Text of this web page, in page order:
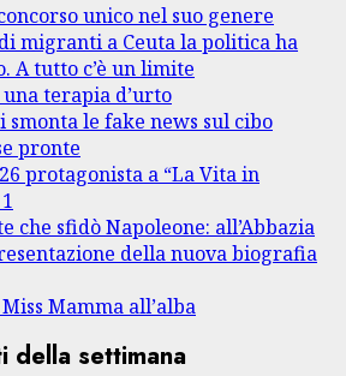
unico nel suo genere
migranti a Ceuta la politica ha
A tutto c’è un limite
terapia d’urto
smonta le fake news sul cibo
pronte
protagonista a “La Vita in
che sfidò Napoleone: all’Abbazia
della nuova biografia
Mamma all’alba
della settimana